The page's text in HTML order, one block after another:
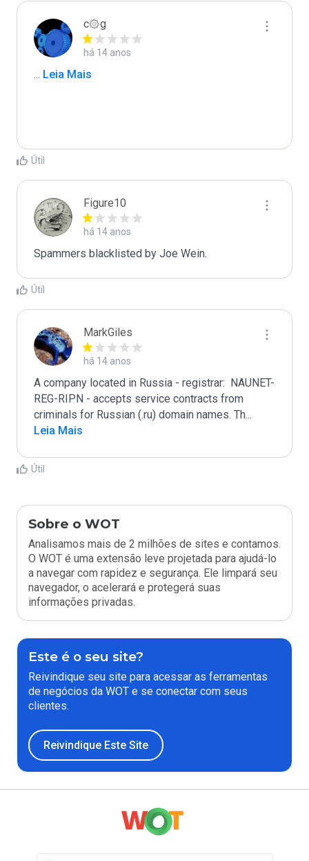
c۞g
há 14 anos
... Leia Mais
Útil
Figure10
há 14 anos
Spammers blacklisted by Joe Wein.
Útil
MarkGiles
há 14 anos
A company located in Russia - registrar:  NAUNET-
REG-RIPN - accepts service contracts from
criminals for Russian (.ru) domain names. Th...
Leia Mais
Útil
Sobre o WOT
Analisamos mais de 2 milhões de sites e contamos.
O WOT é uma extensão leve projetada para ajudá-lo
a navegar com rapidez e segurança. Ele limpará seu
navegador, o acelerará e protegerá suas
informações privadas.
Este é o seu site?
Reivindique seu site para acessar as ferramentas
de negócios da WOT e se conectar com seus
clientes.
Reivindique Este Site